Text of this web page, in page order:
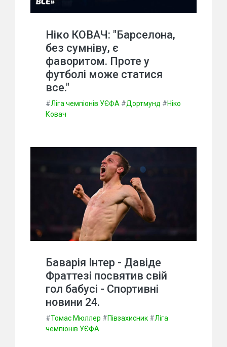
Ніко КОВАЧ: "Барселона,
без сумніву, є
фаворитом. Проте у
футболі може статися
все."
#Ліга чемпіонів УЄФА #Дортмунд #Ніко
Ковач
Баварія Інтер - Давіде
Фраттезі посвятив свій
гол бабусі - Спортивні
новини 24.
#Томас Мюллер #Півзахисник #Ліга
чемпіонів УЄФА